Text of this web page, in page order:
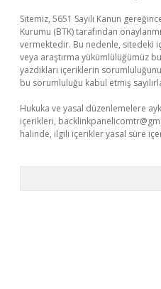
Sitemiz, 5651 Sayılı Kanun
Kurumu (BTK) tarafından
vermektedir. Bu nedenle, sitedeki
veya araştırma yükümlülüğümüz
yazdıkları içeriklerin
bu sorumluluğu kabul etmiş
Hukuka ve yasal düzenlemelere
içerikleri,
halinde, ilgili içerikler yasal süre